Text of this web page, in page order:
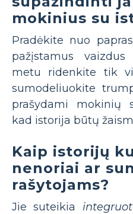
mokinius su
Pradėkite nuo
pažįstamus
metu ridenkite tik
sumodeliuokite
prašydami mokinių
kad istorija būtų
Kaip istorijų
nenoriai ar
rašytojams?
Jie suteikia